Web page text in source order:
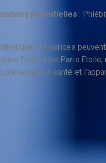
potentielles :
les varices
Esthétique Paris
préservant la santé et